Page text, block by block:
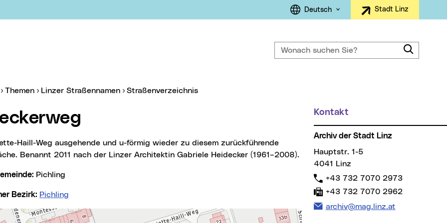
Sprachauswahl
Deutsch Stadt Linz
Wonach suchen Sie?
Themen Linzer Straßennamen Straßenverzeichnis(aktueller Menüpunkt)
Benannt 2011 nach der Linzer Architektin Gabriele Heidecker (1961–2008).
Pichling
Bezirk: Pichling
Weitere Informationen
Kontakt
Archiv der Stadt Linz
Hauptstr. 1-5
4041 Linz
Telefon:
+43 732 7070 2973
Fax:
+43 732 7070 2962
E-Mail Adresse:
archiv@mag.linz.at